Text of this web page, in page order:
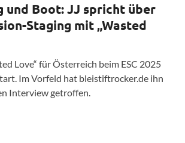
Boot: JJ spricht über
Staging mit „Wasted
Love“ für Österreich beim ESC 2025
Im Vorfeld hat bleistiftrocker.de ihn
Interview getroffen.